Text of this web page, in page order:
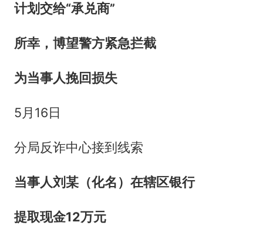
计划交给“承兑商”
所幸，博望警方紧急拦截
为当事人挽回损失
5月16日
分局反诈中心接到线索
当事人刘某（化名）在辖区银行
提取现金12万元